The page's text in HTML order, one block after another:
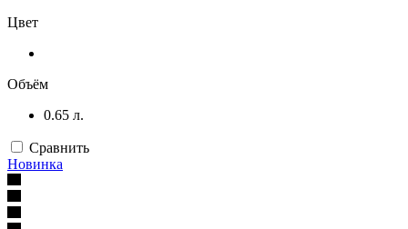
Цвет
Объём
0.65 л.
Сравнить
Новинка